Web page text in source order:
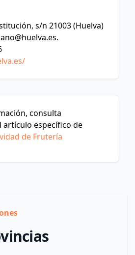
s/n 21003 (Huelva)
.
consulta
artículo específico de
de Frutería